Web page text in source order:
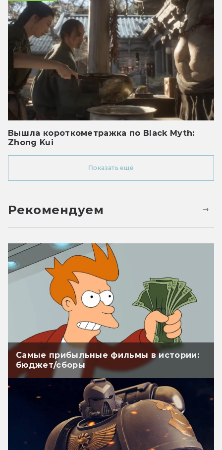
Вышла короткометражка по Black Myth:
Zhong Kui
Показать ещё
Рекомендуем
Самые прибыльные фильмы в истории:
бюджет/сборы